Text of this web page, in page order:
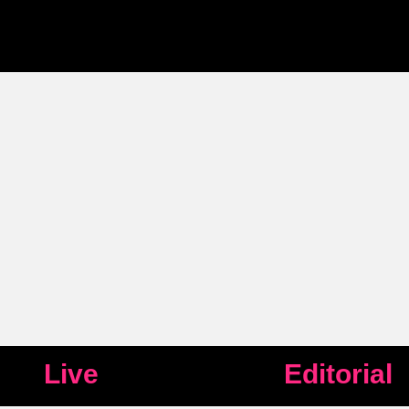
Live Editorial